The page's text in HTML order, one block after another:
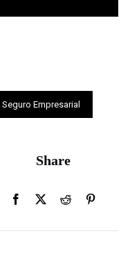
Seguro Empresarial
Share